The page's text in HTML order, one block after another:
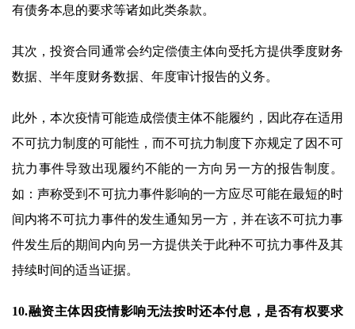
有债务本息的要求等诸如此类条款。
其次，投资合同通常会约定偿债主体向受托方提供季度财务
数据、半年度财务数据、年度审计报告的义务。
此外，本次疫情可能造成偿债主体不能履约，因此存在适用
不可抗力制度的可能性，而不可抗力制度下亦规定了因不可
抗力事件导致出现履约不能的一方向另一方的报告制度。
如：声称受到不可抗力事件影响的一方应尽可能在最短的时
间内将不可抗力事件的发生通知另一方，并在该不可抗力事
件发生后的期间内向另一方提供关于此种不可抗力事件及其
持续时间的适当证据。
10.融资主体因疫情影响无法按时还本付息，是否有权要求